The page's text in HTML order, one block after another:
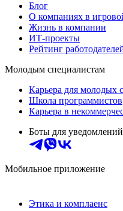
Блог
О компаниях в
Жизнь в компании
ИТ-проекты
Рейтинг
Молодым специалистам
Карьера для молодых
Школа программистов
Карьера в
Боты для уведомлений
Мобильное приложение
Этика и комплаенс